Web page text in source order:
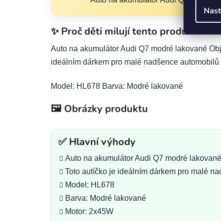
✨ Proč děti milují tento produkt
Auto na akumulátor Audi Q7 modré lakované
ideálním dárkem pro malé nadšence
Model: HL678 Barva: Modré lakované
🖼️ Obrázky produktu
✅ Hlavní výhody
Auto na akumulátor Audi Q7 modré
Toto autíčko je ideálním dárkem pro malé
Model: HL678
Barva: Modré lakované
Motor: 2x45W